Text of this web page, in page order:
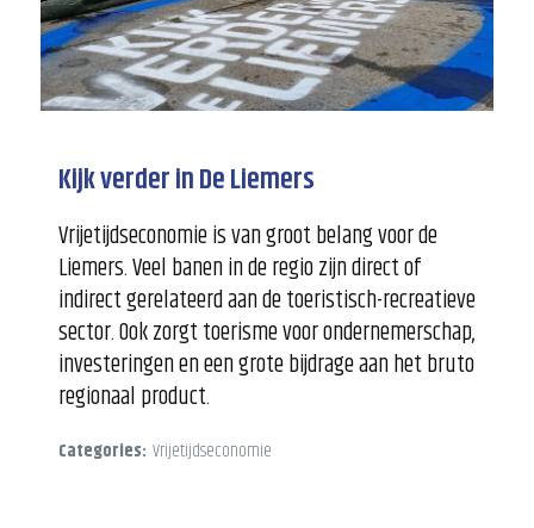
Kijk verder in De Liemers
Vrijetijdseconomie is van groot belang voor de
Liemers. Veel banen in de regio zijn direct of
indirect gerelateerd aan de toeristisch-recreatieve
sector. Ook zorgt toerisme voor ondernemerschap,
investeringen en een grote bijdrage aan het bruto
regionaal product.
Categories: Vrijetijdseconomie